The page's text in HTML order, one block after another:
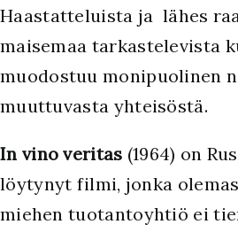
Haastatteluista ja lähes
maisemaa tarkastelevista
muodostuu monipuolinen
muuttuvasta yhteisöstä.
In vino veritas (1964) on
löytynyt filmi, jonka
miehen tuotantoyhtiö ei